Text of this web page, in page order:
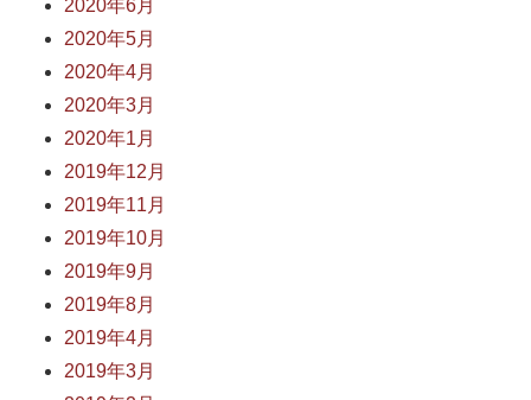
2020年6月
2020年5月
2020年4月
2020年3月
2020年1月
2019年12月
2019年11月
2019年10月
2019年9月
2019年8月
2019年4月
2019年3月